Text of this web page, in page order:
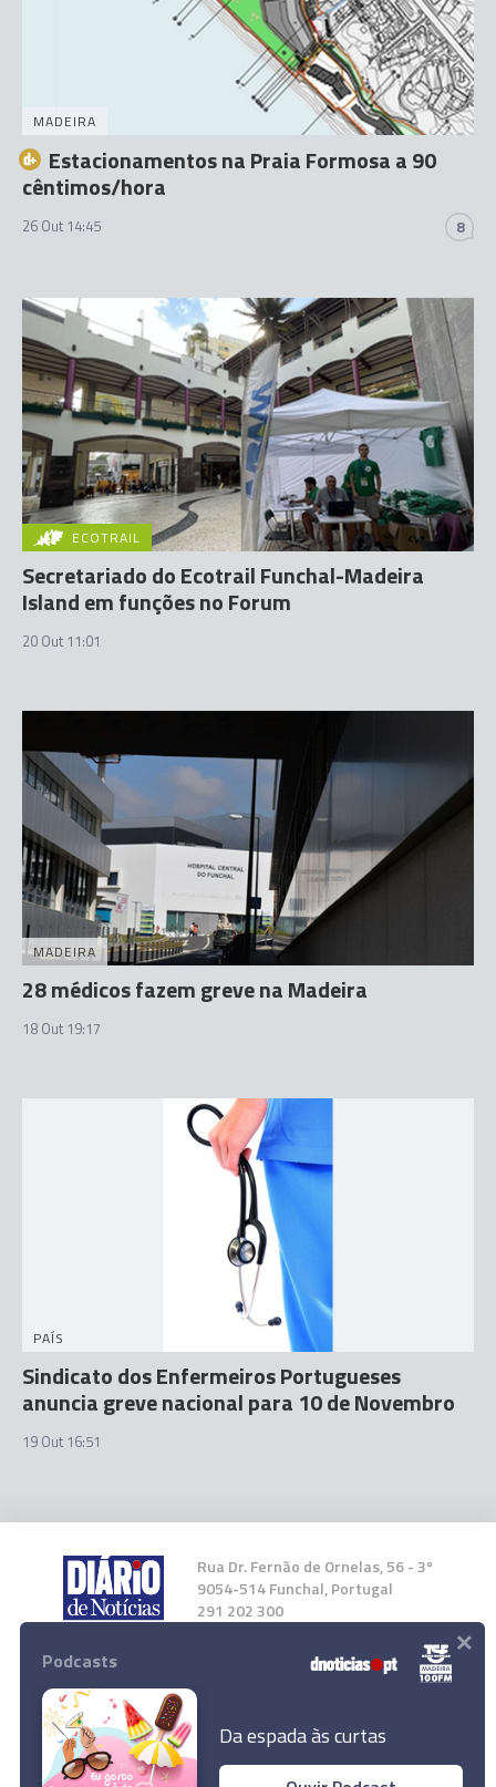
MADEIRA
Estacionamentos na Praia Formosa a 90
cêntimos/hora
26 Out 14:45 8
ECOTRAIL
Secretariado do Ecotrail Funchal-Madeira
Island em funções no Forum
20 Out 11:01
MADEIRA
28 médicos fazem greve na Madeira
18 Out 19:17
PAÍS
Sindicato dos Enfermeiros Portugueses
anuncia greve nacional para 10 de Novembro
19 Out 16:51
Rua Dr. Fernão de Ornelas, 56 - 3º
9054-514 Funchal, Portugal
291 202 300
Instale a nossa App
Podcasts
Da espada às curtas
×